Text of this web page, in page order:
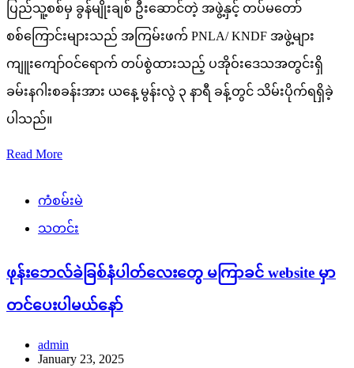
ပြည်သူ့စစ်မှ ခွန်မျိုးချစ် ဦးဆောင်တဲ့ အဖွဲ့နှင့် တပ်မတော်
စစ်ကြောင်းများသည် အကြမ်းဖက် PNLA/ KNDF အဖွဲ့များ
ကျူးကျော်ဝင်ရောက် တပ်စွဲထားသည့် ပအိုဝ်းဒေသအတွင်းရှိ
ခမ်းနဂါးစခန်းအား ယနေ့ မွန်းလွဲ ၃ နာရီ ခန့်တွင် သိမ်းပိုက်ရရှိခဲ့
ပါသည်။
Read More
ကံစမ်းမဲ
သတင်း
ဖုန်းဘေလ်ခဲခြစ်နံပါတ်လေးတွေ မကြာခင် website မှာ
တင်ပေးပါမယ်နော်
admin
January 23, 2025